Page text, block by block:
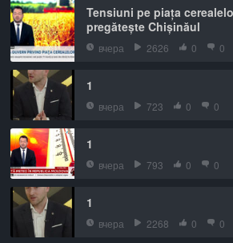
Tensiuni pe piața
pregătește Chișinăul
вчера 2626 0 0
1
вчера 723 0 0
1
вчера 793 0 0
1
вчера 2268 0 0